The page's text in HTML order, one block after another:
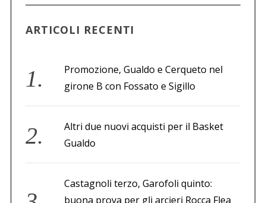
ARTICOLI RECENTI
Promozione, Gualdo e Cerqueto nel
girone B con Fossato e Sigillo
Altri due nuovi acquisti per il Basket
Gualdo
Castagnoli terzo, Garofoli quinto:
buona prova per gli arcieri Rocca Flea
e
r